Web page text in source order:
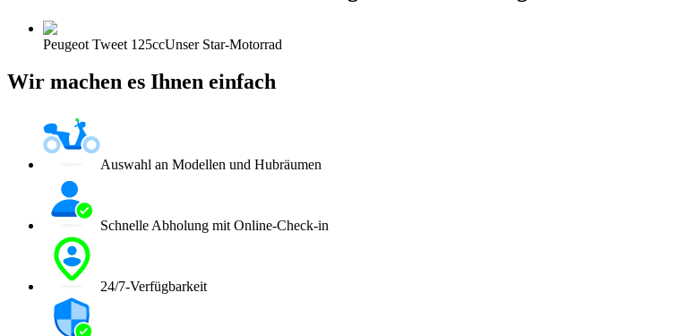
Peugeot Tweet 125ccUnser Star-Motorrad
Wir machen es Ihnen einfach
Auswahl an Modellen und Hubräumen
Schnelle Abholung mit Online-Check-in
24/7-Verfügbarkeit